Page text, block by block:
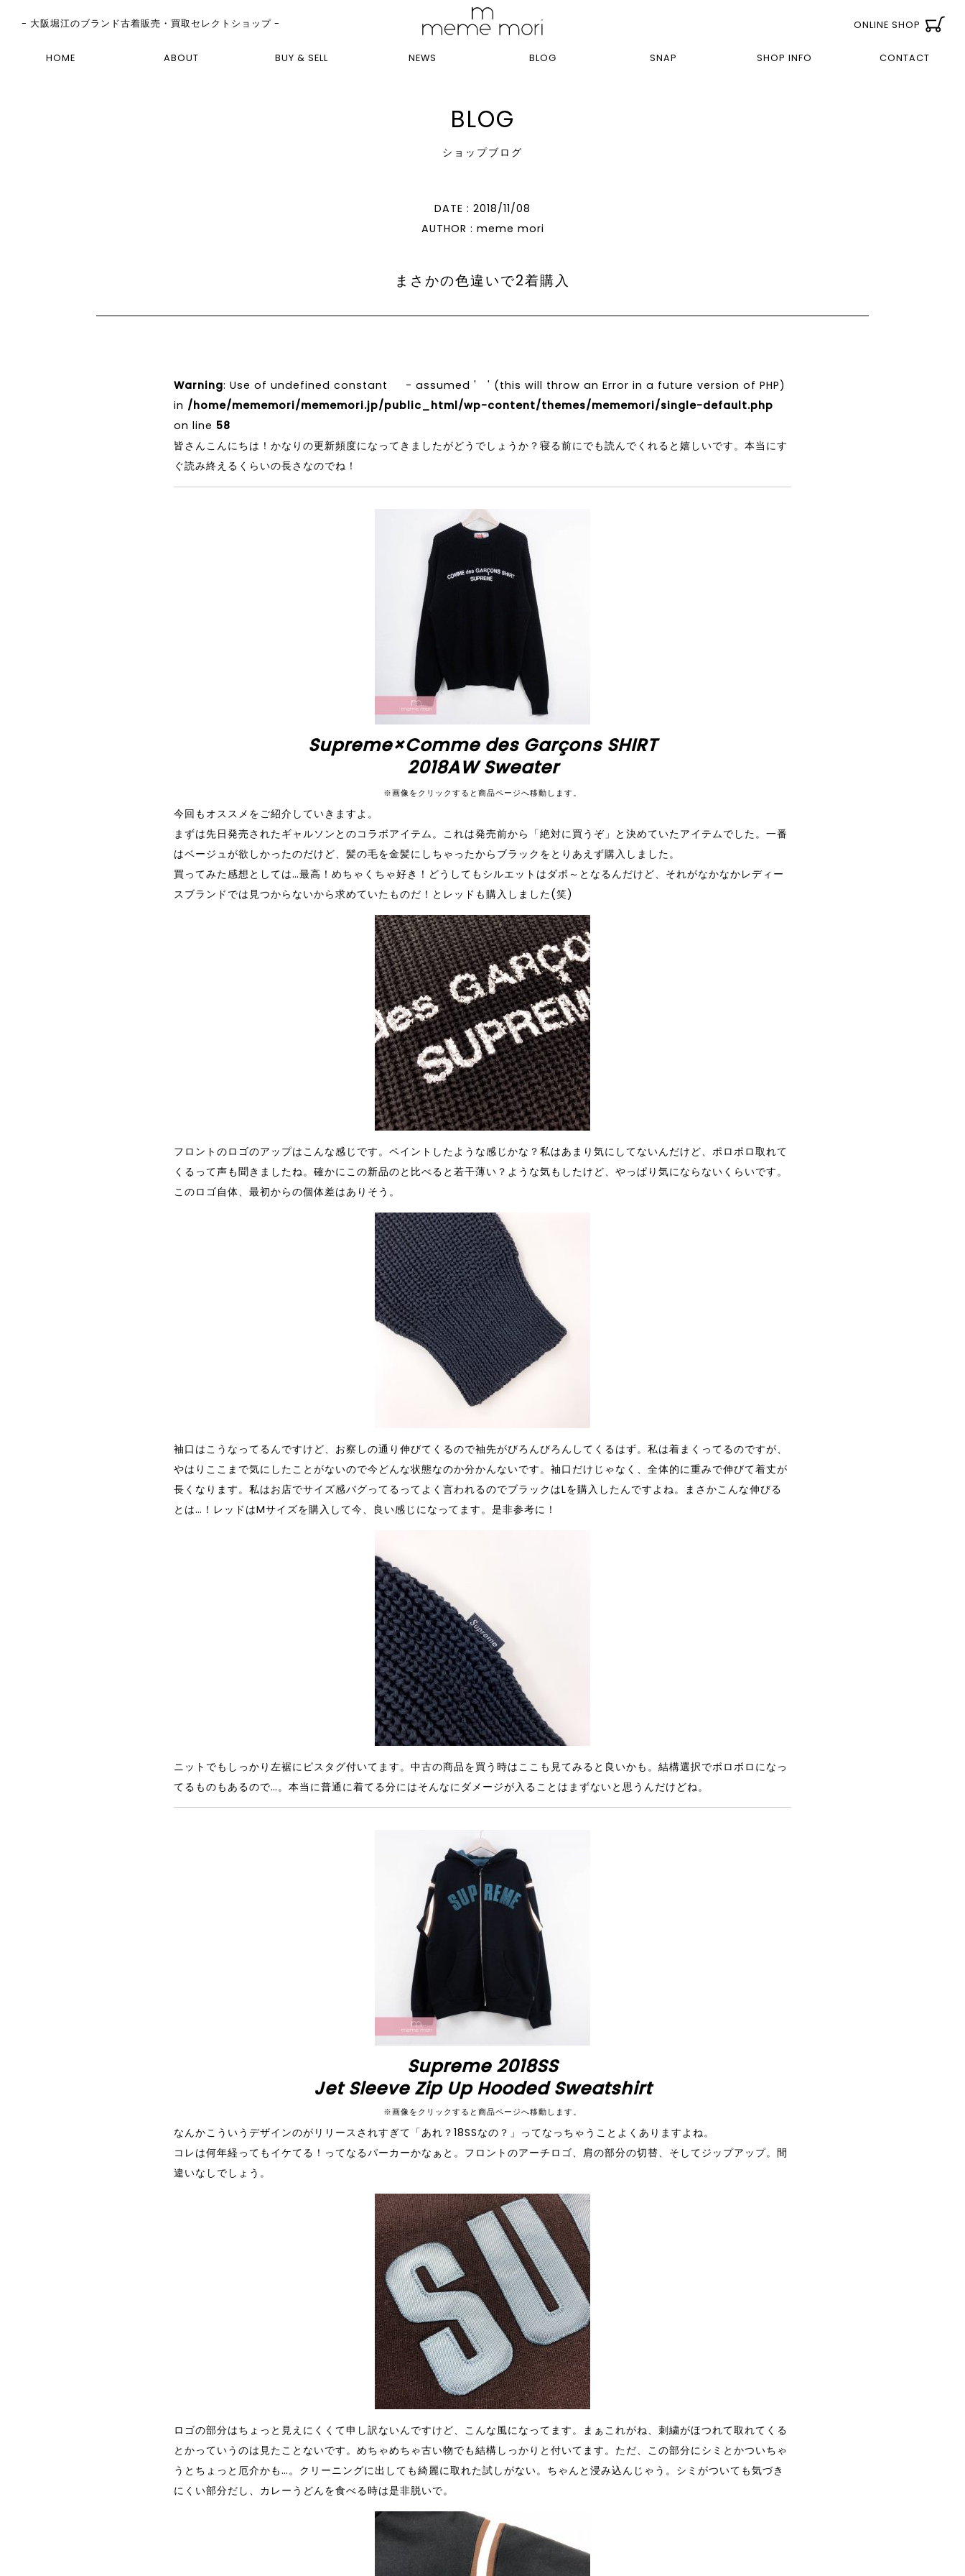
- 大阪堀江のブランド古着販売・買取セレクトショップ -
HOME ABOUT BUY & SELL NEWS BLOG SNAP SHOP INFO CONTACT
ONLINE SHOP
BLOG
ショップブログ
DATE : 2018/11/08
AUTHOR : meme mori
まさかの色違いで2着購入
Warning: Use of undefined constant - assumed ' ' (this will throw an Error in a future version of PHP)
in /home/mememori/mememori.jp/public_html/wp-content/themes/mememori/single-default.php
on line 58
皆さんこんにちは！かなりの更新頻度になってきましたがどうでしょうか？寝る前にでも読んでくれると嬉しいです。本当にす
ぐ読み終えるくらいの長さなのでね！
Supreme×Comme des Garçons SHIRT
2018AW Sweater
※画像をクリックすると商品ページへ移動します。
今回もオススメをご紹介していきますよ。
まずは先日発売されたギャルソンとのコラボアイテム。これは発売前から「絶対に買うぞ」と決めていたアイテムでした。一番
はベージュが欲しかったのだけど、髪の毛を金髪にしちゃったからブラックをとりあえず購入しました。
買ってみた感想としては…最高！めちゃくちゃ好き！どうしてもシルエットはダボ～となるんだけど、それがなかなかレディー
スブランドでは見つからないから求めていたものだ！とレッドも購入しました(笑)
フロントのロゴのアップはこんな感じです。ペイントしたような感じかな？私はあまり気にしてないんだけど、ポロポロ取れて
くるって声も聞きましたね。確かにこの新品のと比べると若干薄い？ような気もしたけど、やっぱり気にならないくらいです。
このロゴ自体、最初からの個体差はありそう。
袖口はこうなってるんですけど、お察しの通り伸びてくるので袖先がびろんびろんしてくるはず。私は着まくってるのですが、
やはりここまで気にしたことがないので今どんな状態なのか分かんないです。袖口だけじゃなく、全体的に重みで伸びて着丈が
長くなります。私はお店でサイズ感バグってるってよく言われるのでブラックはLを購入したんですよね。まさかこんな伸びる
とは…！レッドはMサイズを購入して今、良い感じになってます。是非参考に！
ニットでもしっかり左裾にピスタグ付いてます。中古の商品を買う時はここも見てみると良いかも。結構選択でボロボロになっ
てるものもあるので…。本当に普通に着てる分にはそんなにダメージが入ることはまずないと思うんだけどね。
Supreme 2018SS
Jet Sleeve Zip Up Hooded Sweatshirt
※画像をクリックすると商品ページへ移動します。
なんかこういうデザインのがリリースされすぎて「あれ？18SSなの？」ってなっちゃうことよくありますよね。
コレは何年経ってもイケてる！ってなるパーカーかなぁと。フロントのアーチロゴ、肩の部分の切替、そしてジップアップ。間
違いなしでしょう。
ロゴの部分はちょっと見えにくくて申し訳ないんですけど、こんな風になってます。まぁこれがね、刺繍がほつれて取れてくる
とかっていうのは見たことないです。めちゃめちゃ古い物でも結構しっかりと付いてます。ただ、この部分にシミとかついちゃ
うとちょっと厄介かも…。クリーニングに出しても綺麗に取れた試しがない。ちゃんと浸み込んじゃう。シミがついても気づき
にくい部分だし、カレーうどんを食べる時は是非脱いで。